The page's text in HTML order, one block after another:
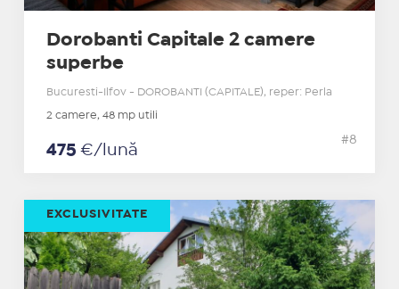
Dorobanti Capitale 2 camere
superbe
Bucuresti-Ilfov - DOROBANTI (CAPITALE), reper: Perla
2 camere, 48 mp utili
475 €/lună
#8
EXCLUSIVITATE